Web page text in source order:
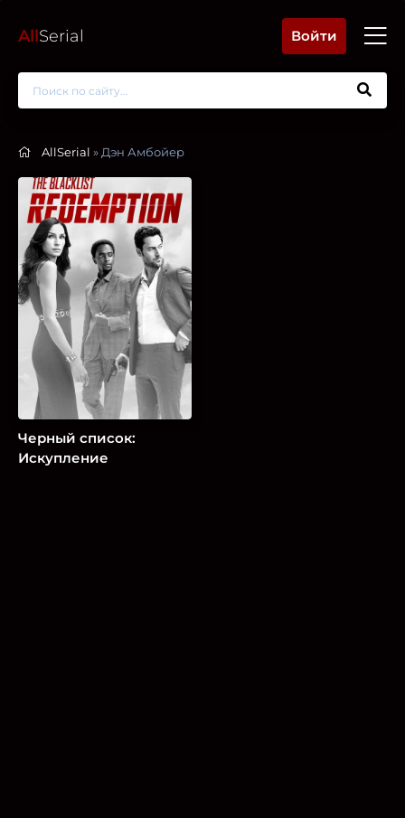
AllSerial Войти
AllSerial » Дэн Амбойер
Черный список:
Искупление